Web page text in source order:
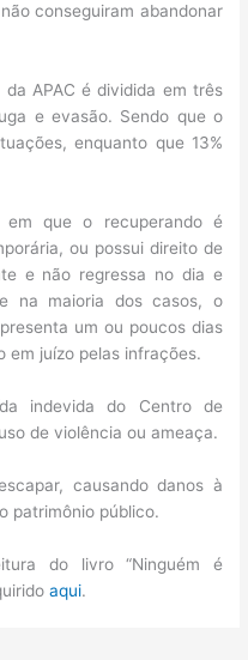
conseguiram abandonar
APAC é dividida em três
e evasão. Sendo que o
enquanto que 13%
em que o recuperando é
ou possui direito de
e não regressa no dia e
na maioria dos casos, o
um ou poucos dias
em juízo pelas infrações.
indevida do Centro de
de violência ou ameaça.
causando danos à
patrimônio público.
do livro “Ninguém é
aqui.